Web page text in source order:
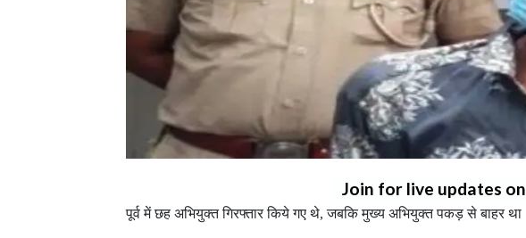
Join for live updates on
पूर्व में छह अभियुक्त गिरफ्तार किये गए थे, जबकि मुख्य अभियुक्त पकड़ से बाहर था